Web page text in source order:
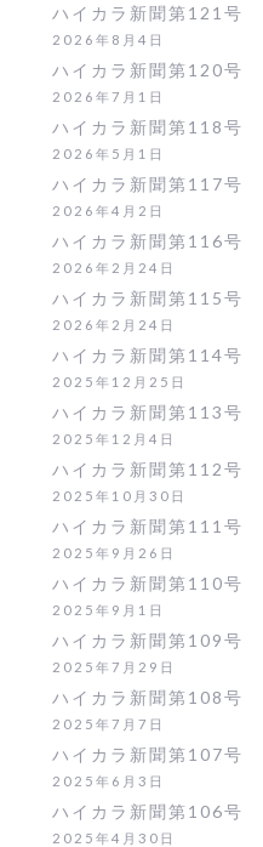
ハイカラ新聞第121号
2026年8月4日
ハイカラ新聞第120号
2026年7月1日
ハイカラ新聞第118号
2026年5月1日
ハイカラ新聞第117号
2026年4月2日
ハイカラ新聞第116号
2026年2月24日
ハイカラ新聞第115号
2026年2月24日
ハイカラ新聞第114号
2025年12月25日
ハイカラ新聞第113号
2025年12月4日
ハイカラ新聞第112号
2025年10月30日
ハイカラ新聞第111号
2025年9月26日
ハイカラ新聞第110号
2025年9月1日
ハイカラ新聞第109号
2025年7月29日
ハイカラ新聞第108号
2025年7月7日
ハイカラ新聞第107号
2025年6月3日
ハイカラ新聞第106号
2025年4月30日